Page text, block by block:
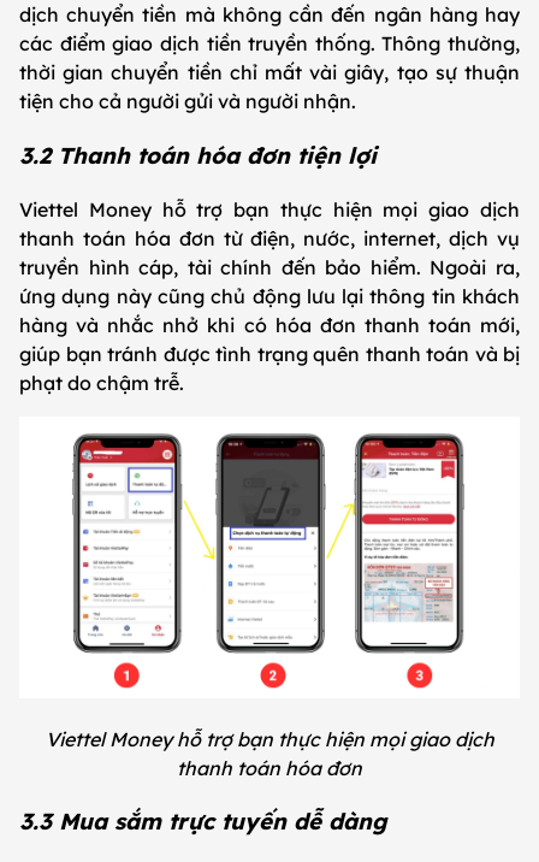
dịch chuyển tiền mà không cần đến ngân hàng hay
các điểm giao dịch tiền truyền thống. Thông thường,
thời gian chuyển tiền chỉ mất vài giây, tạo sự thuận
tiện cho cả người gửi và người nhận.
3.2 Thanh toán hóa đơn tiện lợi
Viettel Money hỗ trợ bạn thực hiện mọi giao dịch
thanh toán hóa đơn từ điện, nước, internet, dịch vụ
truyền hình cáp, tài chính đến bảo hiểm. Ngoài ra,
ứng dụng này cũng chủ động lưu lại thông tin khách
hàng và nhắc nhở khi có hóa đơn thanh toán mới,
giúp bạn tránh được tình trạng quên thanh toán và bị
phạt do chậm trễ.
Viettel Money hỗ trợ bạn thực hiện mọi giao dịch
thanh toán hóa đơn
3.3 Mua sắm trực tuyến dễ dàng